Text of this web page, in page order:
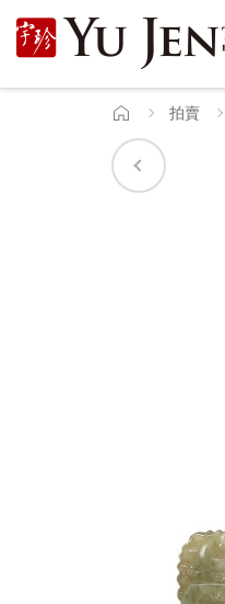
宇
珍
首
頁
拍賣